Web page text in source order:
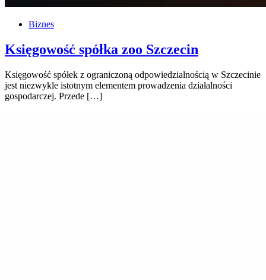
Biznes
Księgowość spółka zoo Szczecin
Księgowość spółek z ograniczoną odpowiedzialnością w Szczecinie
jest niezwykle istotnym elementem prowadzenia działalności
gospodarczej. Przede […]